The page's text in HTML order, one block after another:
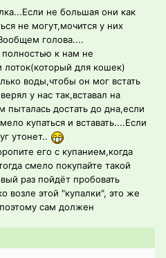
не большая они как
не могут,мочится у них
голова....
к нам не
для кошек)
воды,чтобы он мог встать
у нас так,вставал на
пыталась достать до дна,если
купаться и вставать....Если
утонет..
его с купанием,когда
смело покупайте такой
раз пойдёт пробовать
возле этой "купалки", это же
сам должен